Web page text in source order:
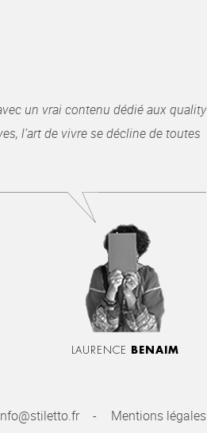
un vrai contenu dédié aux quality
l’art de vivre se décline de toutes
LAURENCE BENAIM
Mentions légales